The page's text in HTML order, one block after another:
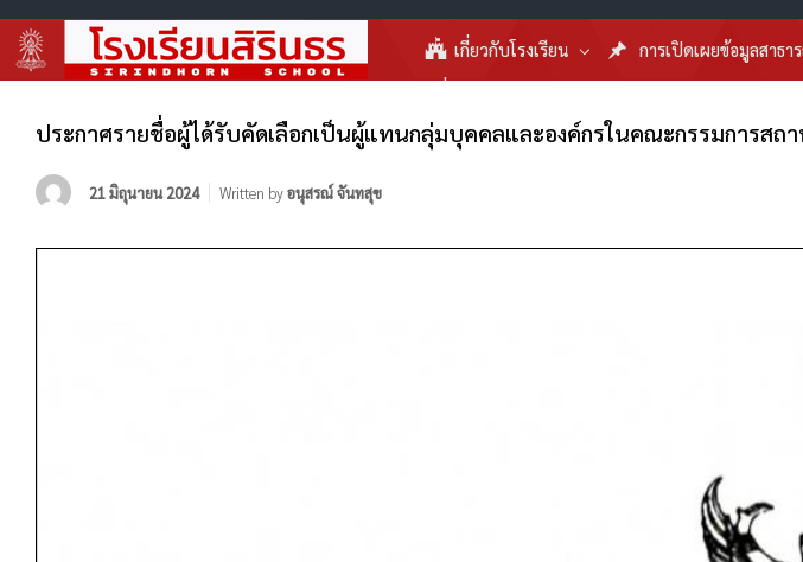
เกี่ยวกับโรงเรียน การเปิดเผยข้อมูลสาธา
ประกาศรายชื่อผู้ได้รับคัดเลือกเป็นผู้แทนกลุ่มบุคคลและองค์กรในคณะกรรมการสถ
21 มิถุนายน 2024 Written byอนุสรณ์ จันทสุข